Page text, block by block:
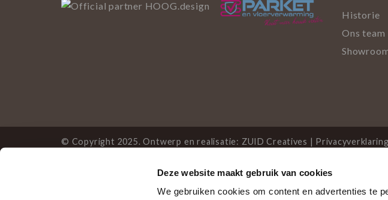
Deze website maakt gebruik van cookies
We gebruiken cookies om content en advertenties te
Historie
Ons team
© Copyright 2025. Ontwerp en realisatie: ZUID Creatives | Privacyverklaring
Deze website gebruikt cookies